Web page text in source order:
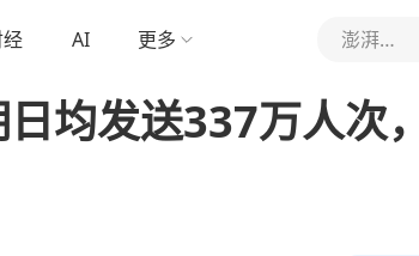
AI 更多 澎湃新闻
均发送337万人次，